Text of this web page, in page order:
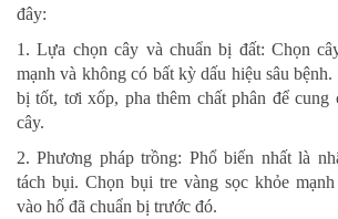
đây:
1. Lựa chọn cây và chuẩn bị đất: Chọn
mạnh và không có bất kỳ dấu hiệu sâu
bị tốt, tơi xốp, pha thêm chất phân để cung
cây.
2. Phương pháp trồng: Phổ biến nhất là
tách bụi. Chọn bụi tre vàng sọc khỏe
vào hố đã chuẩn bị trước đó.